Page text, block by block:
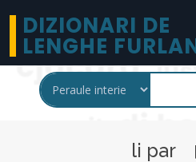
DIZIONARI DE
LENGHE
li par